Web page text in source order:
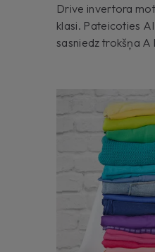
Drive invertora
klasi. Pateicoties
sasniedz trokšņa